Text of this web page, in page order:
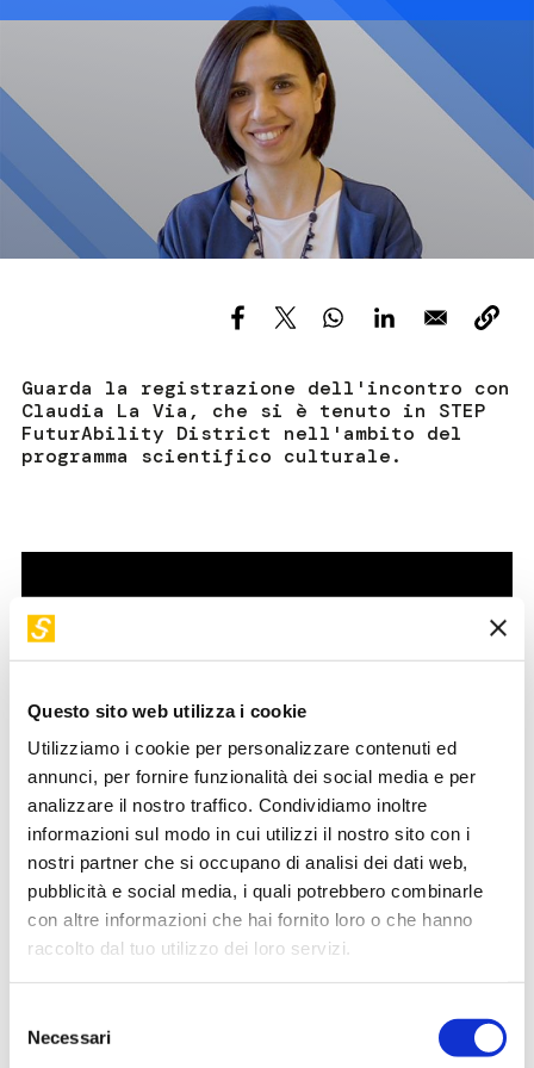
Questo sito web utilizza i cookie
Utilizziamo i cookie per personalizzare contenuti ed
annunci, per fornire funzionalità dei social media e per
analizzare il nostro traffico. Condividiamo inoltre
informazioni sul modo in cui utilizzi il nostro sito con i
nostri partner che si occupano di analisi dei dati web,
pubblicità e social media, i quali potrebbero combinarle
con altre informazioni che hai fornito loro o che hanno
raccolto dal tuo utilizzo dei loro servizi.
delNecessari
Servizi e accessibilità
Biglietti
Guarda la registrazione dell'incontro con
Claudia La Via, che si è tenuto in STEP
FuturAbility District nell'ambito del
programma scientifico culturale.
In un’epoca in cui l’intelligenza artificiale è sempre più
protagonista nella produzione e nella diffusione dei
contenuti, diventa essenziale saperla usare in modo
consapevole. Questo workshop offre una panoramica
chiara e concreta su come utilizzare l’AI per generare
contenuti digitali in modo efficace, ma anche per verificare
fonti, smascherare fake news e riconoscere manipolazioni
audiovisive.